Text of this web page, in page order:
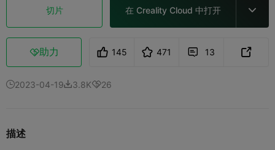
切片 在 Creality Cloud 中打开 
助力 145 471  13 
2023-04-193.8K26
描述